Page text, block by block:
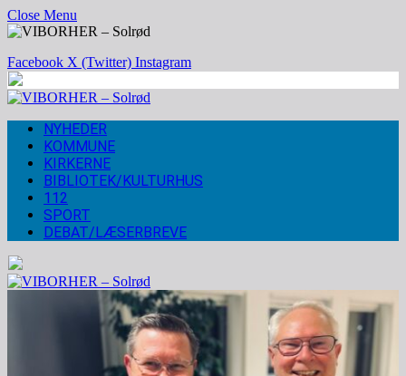
Close Menu
Facebook X (Twitter) Instagram
NYHEDER
KOMMUNE
KIRKERNE
BIBLIOTEK/KULTURHUS
112
SPORT
DEBAT/LÆSERBREVE